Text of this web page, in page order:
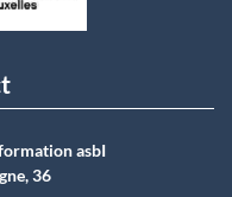
asbI
36